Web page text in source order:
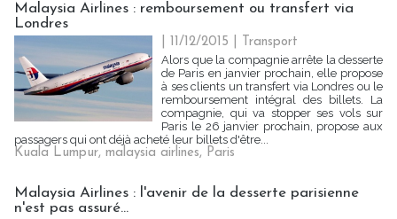
Malaysia Airlines : remboursement ou transfert via
Londres
| 11/12/2015
Transport
Alors que la compagnie arrête la desserte
de Paris en janvier prochain, elle propose
à ses clients un transfert via Londres ou le
remboursement intégral des billets. La
compagnie, qui va stopper ses vols sur
Paris le 26 janvier prochain, propose aux
passagers qui ont déjà acheté leur billets d'être...
Kuala Lumpur, malaysia airlines, Paris
Malaysia Airlines : l'avenir de la desserte parisienne
n'est pas assuré...